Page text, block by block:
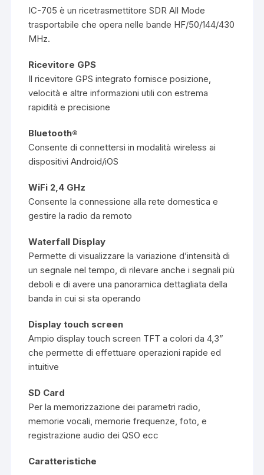
IC-705 è un ricetrasmettitore SDR All Mode
trasportabile che opera nelle bande HF/50/144/430
MHz.
Ricevitore GPS
Il ricevitore GPS integrato fornisce posizione,
velocità e altre informazioni utili con estrema
rapidità e precisione
Bluetooth®
Consente di connettersi in modalità wireless ai
dispositivi Android/iOS
WiFi 2,4 GHz
Consente la connessione alla rete domestica e
gestire la radio da remoto
Waterfall Display
Permette di visualizzare la variazione d’intensità di
un segnale nel tempo, di rilevare anche i segnali più
deboli e di avere una panoramica dettagliata della
banda in cui si sta operando
Display touch screen
Ampio display touch screen TFT a colori da 4,3”
che permette di effettuare operazioni rapide ed
intuitive
SD Card
Per la memorizzazione dei parametri radio,
memorie vocali, memorie frequenze, foto, e
registrazione audio dei QSO ecc
Caratteristiche